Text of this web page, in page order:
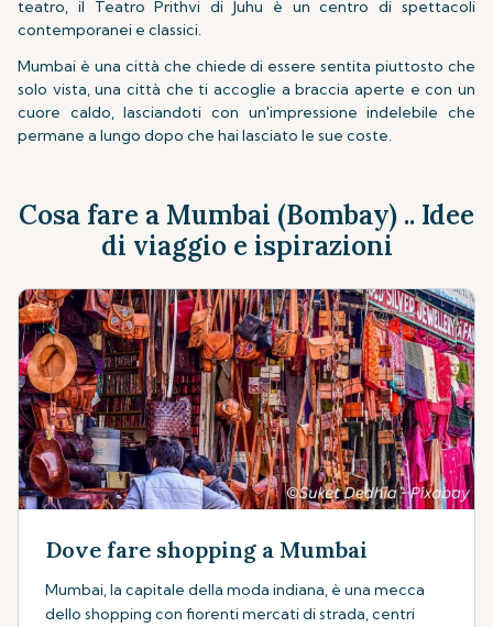
teatro, il Teatro Prithvi di Juhu è un centro di spettacoli
contemporanei e classici.
Mumbai è una città che chiede di essere sentita piuttosto che
solo vista, una città che ti accoglie a braccia aperte e con un
cuore caldo, lasciandoti con un'impressione indelebile che
permane a lungo dopo che hai lasciato le sue coste.
Cosa fare a Mumbai (Bombay) .. Idee
di viaggio e ispirazioni
Dove fare shopping a Mumbai
Mumbai, la capitale della moda indiana, è una mecca
dello shopping con fiorenti mercati di strada, centri